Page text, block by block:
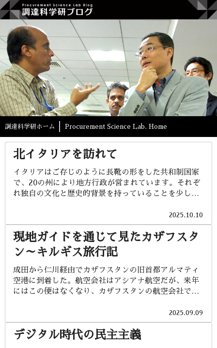
調達科学研ホーム Procurement Science Lab. Home
北イタリアを訪れて
イタリアはご存じのように長靴の形をした共和制国家
で、20の州により地方行政が営まれています。それぞ
れ独自の文化と歴史的背景を持っていることを少し学
都市ミラノを中心とするロンバルディア州を起点に世
界遺産ドロミテ街道を辿ってみました。 イタリアはそ
の文化や歴史的背景から北、中央、南に三分されま
す。ファッションの都として有名なミラノや、水の都
ヴェネチアを含む北イタリア。首都ローマや、ルネッ
サンスの中心地で芸術の都フェレンツェを含む中央イ
タリア。そしてピザ誕生の街ナポリやシチリア島を含
む南イタリアとなります。 これまで主に南イタリアの
供された北イタリアの料理の数々は、北と南でこんな
に違うのは何故だろうという好奇心を沸き立たせるも
のでした。南イタリアは地中海に囲まれていて温暖な
乾燥地帯、魚介の持ち味や野菜の風味を生かし、オリ
2025.10.10
現地ガイドを通じて見たカザフスタ
ン～キルギス旅行記
成田から仁川経由でカザフスタンの旧首都アルマティ
空港に到着した。航空会社はアシアナ航空だが、来年
にはこの便はなくなり、カザフスタンの航空会社であ
い。そうなれば、日本と中央アジアの距離感は物理的
にも心理的にもグッと近づくものと思われる。 カザフ
スタンは中央アジアの大国で、面積は世界No.9、人口
2025.09.09
デジタル時代の民主主義